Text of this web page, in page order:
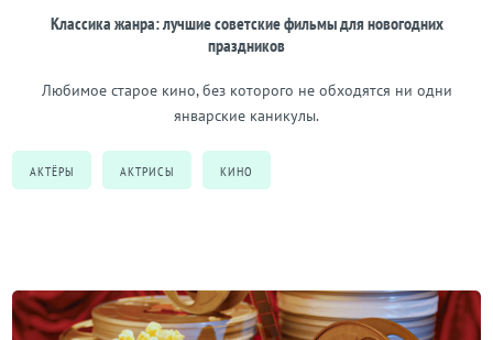
Классика жанра: лучшие советские фильмы для новогодних
праздников
Любимое старое кино, без которого не обходятся ни одни
январские каникулы.
АКТЁРЫ АКТРИСЫ КИНО